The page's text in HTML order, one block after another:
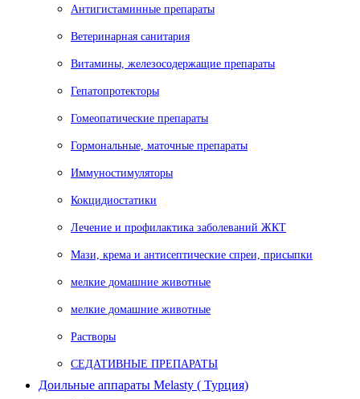
Антигистаминные препараты
Ветеринарная санитария
Витамины, железосодержащие препараты
Гепатопротекторы
Гомеопатические препараты
Гормональные, маточные препараты
Иммуностимуляторы
Кокцидиостатики
Лечение и профилактика заболеваний ЖКТ
Мази, крема и антисептические спреи, присыпки
мелкие домашние животные
мелкие домашние животные
Растворы
СЕДАТИВНЫЕ ПРЕПАРАТЫ
Доильные аппараты Melasty ( Турция)